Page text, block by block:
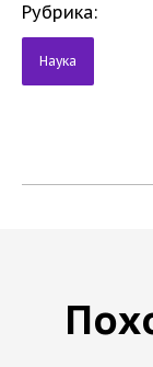
Рубрика:
Наука